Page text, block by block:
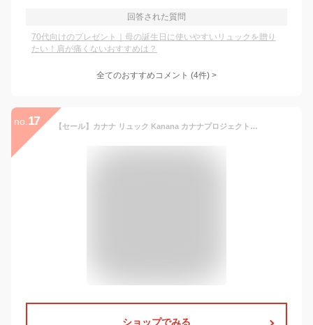
回答された質問
70代向けのプレゼント｜母の誕生日に使いやすいリュックを贈り
たい！肩が痛くないおすすめは？
全てのおすすめコメント (4件) >
no. 17 【セール】カナナ リュック Kanana カナナプロジェクト SP-1 エブリー(大) カナナリュック 竹内海南江 おしゃれ かなな 31662
ショップでみる